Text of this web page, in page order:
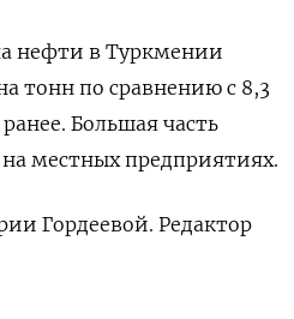
нефти в Туркмении
тонн по сравнению с 8,3
Большая часть
местных предприятиях.
Гордеевой. Редактор